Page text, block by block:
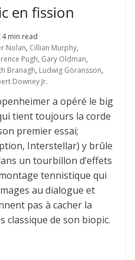
en fission
4 min read
Nolan, Cillian Murphy,
Pugh, Gary Oldman,
Branagh, Ludwig Göransson,
Downey Jr.
a opéré le big
tient toujours la corde
premier essai;
Interstellar) y brûle
un tourbillon d’effets
tennistique qui
au dialogue et
pas à cacher la
de son biopic.